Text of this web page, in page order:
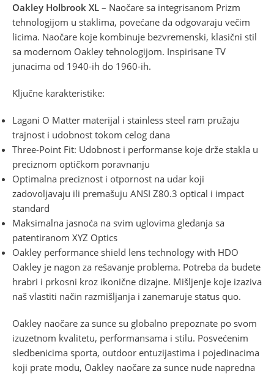
Oakley Holbrook XL – Naočare sa integrisanom Prizm
tehnologijom u staklima, povećane da odgovaraju večim
licima. Naočare koje kombinuje bezvremenski, klasični stil
sa modernom Oakley tehnologijom. Inspirisane TV
junacima od 1940-ih do 1960-ih.
Ključne karakteristike:
Lagani O Matter materijal i stainless steel ram pružaju
trajnost i udobnost tokom celog dana
Three-Point Fit: Udobnost i performanse koje drže stakla u
preciznom optičkom poravnanju
Optimalna preciznost i otpornost na udar koji
zadovoljavaju ili premašuju ANSI Z80.3 optical i impact
standard
Maksimalna jasnoća na svim uglovima gledanja sa
patentiranom XYZ Optics
Oakley performance shield lens technology with HDO
Oakley je nagon za rešavanje problema. Potreba da budete
hrabri i prkosni kroz ikonične dizajne. Mišljenje koje izaziva
naš vlastiti način razmišljanja i zanemaruje status quo.
Oakley naočare za sunce su globalno prepoznate po svom
izuzetnom kvalitetu, performansama i stilu. Posvećenim
sledbenicima sporta, outdoor entuzijastima i pojedinacima
koji prate modu, Oakley naočare za sunce nude napredna